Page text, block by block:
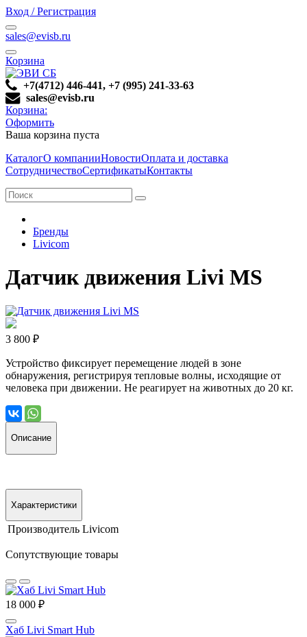
Вход / Регистрация
sales@evisb.ru
Корзина
+7(4712) 446-441, +7 (995) 241-33-63
sales@evisb.ru
Корзина:
Оформить
Ваша корзина пуста
КаталогО компанииНовостиОплата и доставка
СотрудничествоСертификатыКонтакты
Бренды
Livicom
Датчик движения Livi MS
3 800 ₽
Устройство фиксирует перемещение людей в зоне
обнаружения, регистрируя тепловые волны, исходящие от
человека при движении. Не реагирует на животных до 20 кг.
Описание
Характеристики
Производитель Livicom
Сопутствующие товары
18 000 ₽
Хаб Livi Smart Hub